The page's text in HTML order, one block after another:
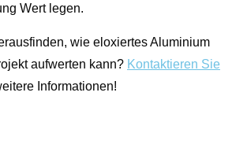
Wert legen.
wie eloxiertes Aluminium
aufwerten kann? Kontaktieren Sie
Informationen!